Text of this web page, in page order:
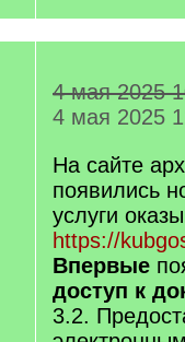
4 мая 2025
4 мая 2025
На сайте
появились
услуги
https://
Впервые
доступ к
3.2.